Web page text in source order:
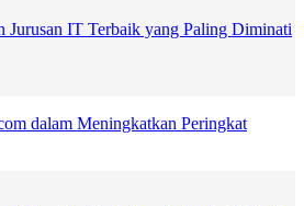
Jurusan IT Terbaik yang Paling Diminati